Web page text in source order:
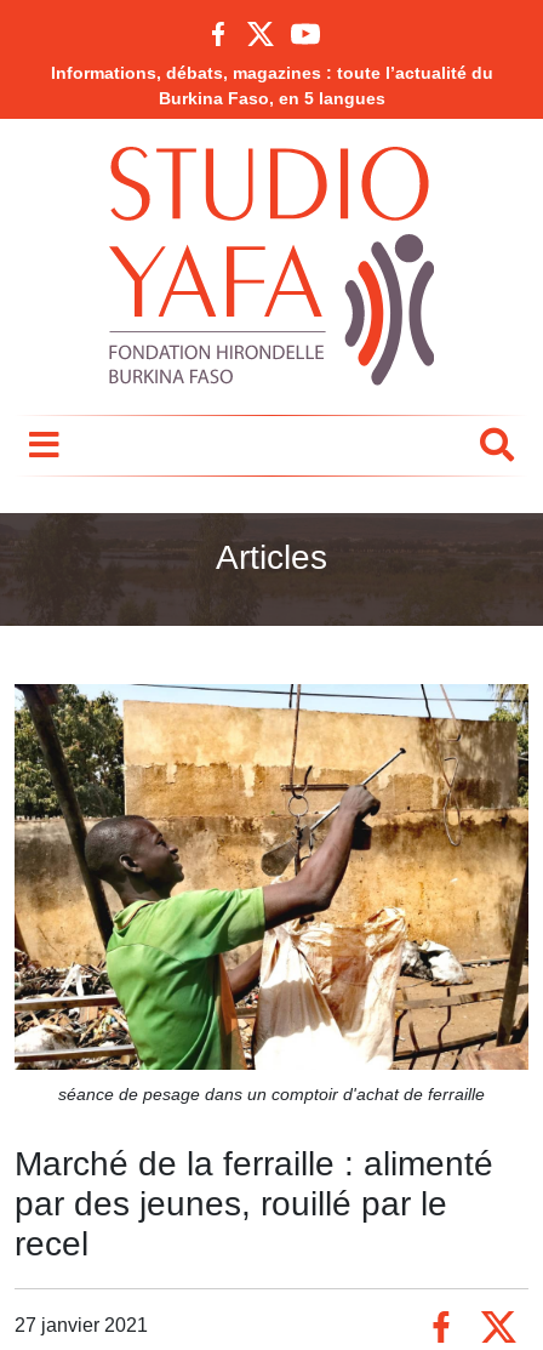
Informations, débats, magazines : toute l’actualité du
Burkina Faso, en 5 langues
Articles
séance de pesage dans un comptoir d'achat de ferraille
Marché de la ferraille : alimenté
par des jeunes, rouillé par le
recel
27 janvier 2021